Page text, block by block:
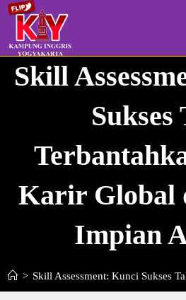
Skip
content
Skill
Sukses
Karir Global
Impian
> Skill Assessment: Kunci Sukses